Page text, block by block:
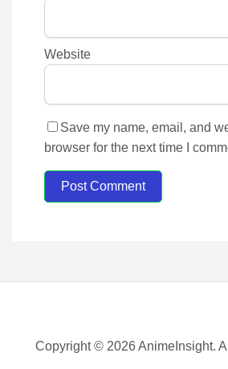
Website
Save my name, email, and
browser for the next time I
Post Comment
Copyright © 2026 AnimeInsight.